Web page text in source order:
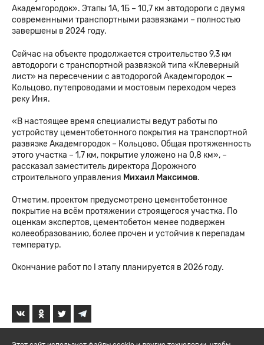
Академгородок». Этапы 1А, 1Б – 10,7 км автодороги с двумя
современными транспортными развязками – полностью
завершены в 2024 году.
Сейчас на объекте продолжается строительство 9,3 км
автодороги с транспортной развязкой типа «Клеверный
лист» на пересечении с автодорогой Академгородок —
Кольцово, путепроводами и мостовым переходом через
реку Иня.
«В настоящее время специалисты ведут работы по
устройству цементобетонного покрытия на транспортной
развязке Академгородок – Кольцово. Общая протяженность
этого участка – 1,7 км, покрытие уложено на 0,8 км», –
рассказал заместитель директора Дорожного
строительного управления Михаил Максимов.
Отметим, проектом предусмотрено цементобетонное
покрытие на всём протяжении строящегося участка. По
оценкам экспертов, цементобетон менее подвержен
колееобразованию, более прочен и устойчив к перепадам
температур.
Окончание работ по I этапу планируется в 2026 году.